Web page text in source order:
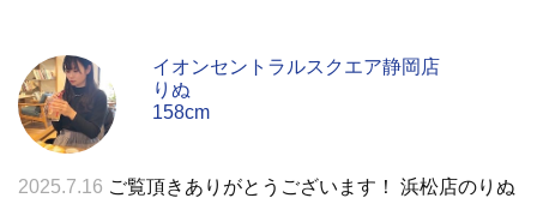
イオンセントラルスクエア静岡店
りぬ
158cm
2025.7.16 ご覧頂きありがとうございます！ 浜松店のりぬ